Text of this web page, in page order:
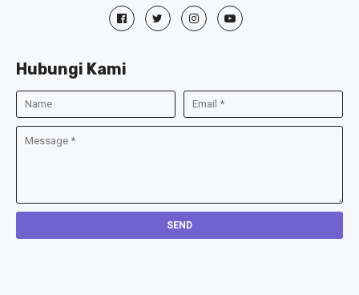
Hubungi Kami